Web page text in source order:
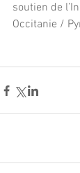
soutien de
Occitanie /